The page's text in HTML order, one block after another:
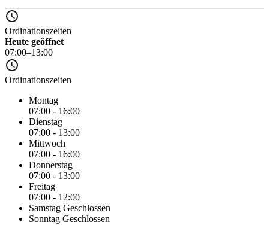
Ordinationszeiten
Heute geöffnet
07:00–13:00
Ordinationszeiten
Montag
07:00 - 16:00
Dienstag
07:00 - 13:00
Mittwoch
07:00 - 16:00
Donnerstag
07:00 - 13:00
Freitag
07:00 - 12:00
Samstag Geschlossen
Sonntag Geschlossen